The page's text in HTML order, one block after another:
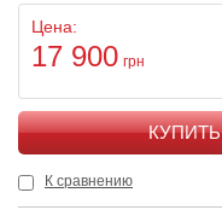
Цена:
17 900 грн
КУПИТЬ
К сравнению